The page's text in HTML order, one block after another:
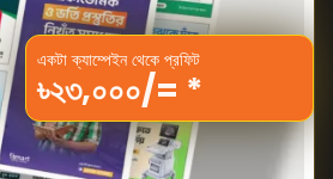
একটা ক্যাম্পেইন থেকে প্রফিট
৳২৩,০০০/= *